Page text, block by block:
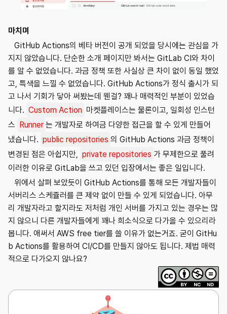
마치며
GitHub Actions의 베타 버전이 공개 되었을 당시에는 관심을 가
지지 않았습니다. 단순한 소개 페이지만 봐서는 GitLab CI와 차이
를 알 수 없었습니다. 과금 정책 또한 사실상 큰 차이 없이 동일 했었
고, 특색을 느낄 수 없었습니다. GitHub Actions가 정식 출시가 되
고 나서 기회가 닿아 써봤는데 웬걸? 꽤나 매력적인 부분이 있었습
니다. Custom Action 마켓플레이스는 물론이고, 일회성 인스턴
스 Runner 는 개발자로 하여금 다양한 접근을 할 수 있게 만들어
냈습니다. public repositories 의 GitHub Actions 과금 정책이
변경된 점은 아쉽지만,
private repositories 가 무제한으로 풀려
이러한 이유로 GitLab을 쓰고 있던 입장에서는 좋은 일입니다.
위에서 살펴 보았듯이 GitHub Actions를 통해 모든 개발자들이
서버리스 스케쥴러를 큰 제약 없이 만들 수 있게 되었습니다. 아무
리 개발자라고 할지라도 저처럼 개인 서버를 가지고 있는 경우는 많
지 않으니 다른 개발자들에게 꽤나 희소식으로 다가올 수 있으리라
봅니다. 애써서 AWS free tier를 쓸 이유가 없는거죠. 굳이 GitHu
b Actions를 활용하여 CI/CD를 만들지 않아도 됩니다. 제법 매력
적으로 다가오지 않나요?